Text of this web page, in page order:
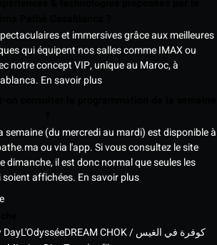
et immersives grâce aux meilleures
qui équipent nos salles comme IMAX ou
notre concept VIP, unique au Maroc, à
En savoir plus
(du mercredi au mardi) est disponible à
ou via l'app. Si vous consultez le site
dimanche, il est donc normal que seules les
affichées. En savoir plus
DayL'Odyssée
DREAM CHOK / كوفرة في الغيس